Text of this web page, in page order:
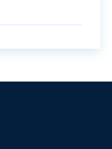
swiss-national-
@swissnationalbank